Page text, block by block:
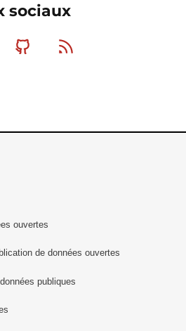
sociaux
MastodonGithub
ouvertes
de données ouvertes
publiques